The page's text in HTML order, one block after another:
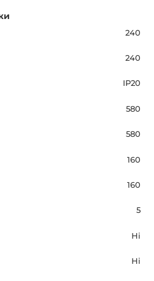
240
240
IP20
580
580
160
160
5
Ні
Ні